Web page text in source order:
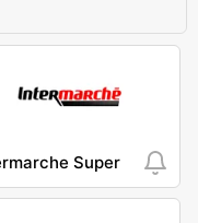
Super